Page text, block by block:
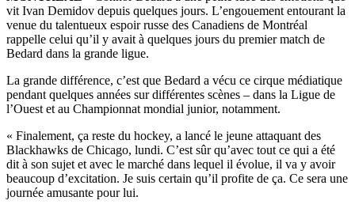
vit Ivan Demidov depuis quelques jours. L’engouement entourant la
venue du talentueux espoir russe des Canadiens de Montréal
rappelle celui qu’il y avait à quelques jours du premier match de
Bedard dans la grande ligue.
La grande différence, c’est que Bedard a vécu ce cirque médiatique
pendant quelques années sur différentes scènes – dans la Ligue de
l’Ouest et au Championnat mondial junior, notamment.
« Finalement, ça reste du hockey, a lancé le jeune attaquant des
Blackhawks de Chicago, lundi. C’est sûr qu’avec tout ce qui a été
dit à son sujet et avec le marché dans lequel il évolue, il va y avoir
beaucoup d’excitation. Je suis certain qu’il profite de ça. Ce sera une
journée amusante pour lui.